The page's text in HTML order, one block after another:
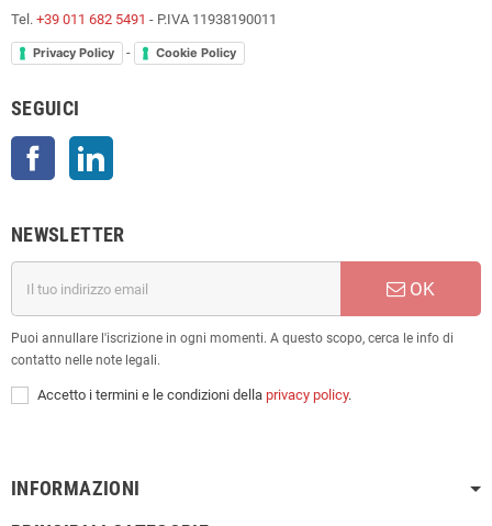
Tel. +39 011 682 5491 - P.IVA 11938190011
Privacy Policy - Cookie Policy
SEGUICI
Facebook
NEWSLETTER
OK
Puoi annullare l'iscrizione in ogni momenti. A questo scopo, cerca le info di
contatto nelle note legali.
Accetto i termini e le condizioni della privacy policy.
INFORMAZIONI